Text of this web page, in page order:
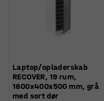
Laptop/opladerskab
RECOVER, 19 rum,
1800x400x500 mm, grå
med sort dør